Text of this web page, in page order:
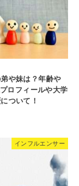
や妹は？年齢や
ロフィールや大学
ついて！
インフルエンサー